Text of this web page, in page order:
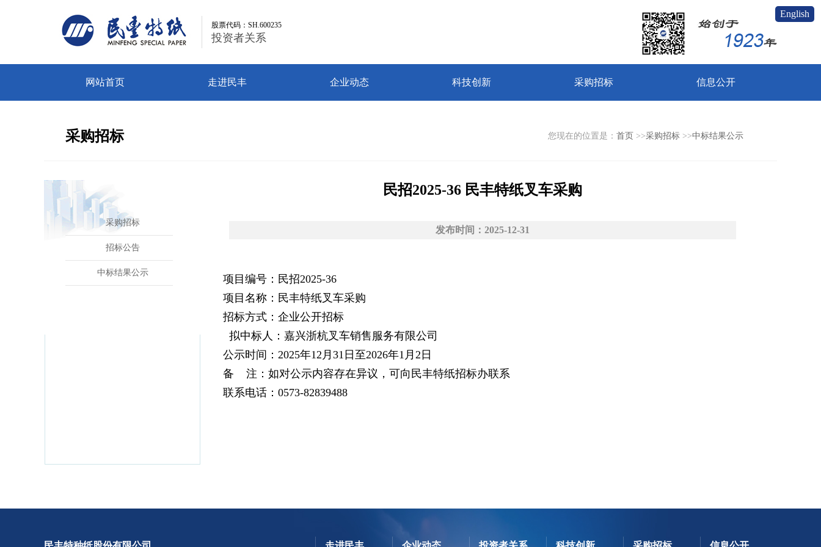
股票代码：SH.600235
投资者关系
股票代码：SH.600235
投资者关系
English
网站首页 走进民丰 企业动态 科技创新 采购招标 信息公开
采购招标 您现在的位置是： 首页 >>采购招标 >>中标结果公示
采购招标
招标公告
中标结果公示
民招2025-36 民丰特纸叉车采购
发布时间：2025-12-31
项目编号：民招2025-36
项目名称：民丰特纸叉车采购
招标方式：企业公开招标
拟中标人：嘉兴浙杭叉车销售服务有限公司
公示时间：2025年12月31日至2026年1月2日
备 注：如对公示内容存在异议，可向民丰特纸招标办联系
联系电话：0573-82839488